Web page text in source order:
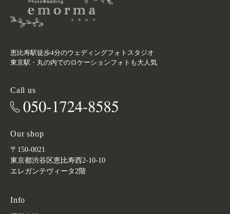
恵比寿駅徒歩4分のウェディングフォトスタジオ
東京駅・丸の内でのロケーションフォトも大人気
Call us
Our shop
〒150-0021
東京都渋谷区恵比寿西2-10-10
エレガンテヴィータ2階
Info